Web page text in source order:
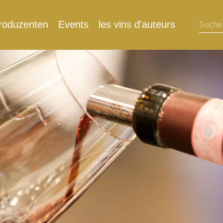
Events les vins d'auteurs